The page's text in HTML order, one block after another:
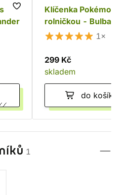
Klíčenka Pokémon s
rolničkou -
1×
299 Kč
skladem
do košíku
1